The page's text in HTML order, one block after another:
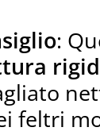
:
feltri